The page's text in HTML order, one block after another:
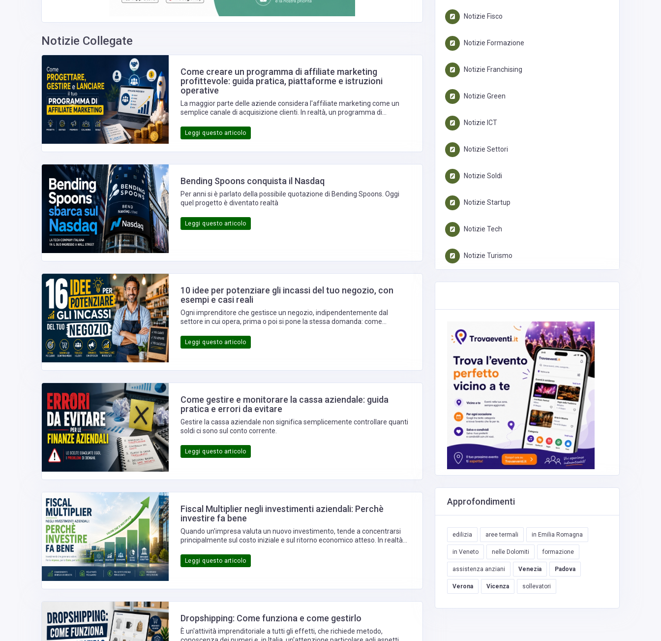
Notizie Collegate
Come creare un programma di affiliate marketing
profittevole: guida pratica, piattaforme e istruzioni
operative
La maggior parte delle aziende considera l'affiliate marketing come un
semplice canale di acquisizione clienti. In realtà, un programma di
di trasformare blogger, creator, influencer, comparatori di prezzo, editori e
professionisti in una rete commerciale distribuita che viene remunerata
Leggi questo articolo
Bending Spoons conquista il Nasdaq
Per anni si è parlato della possibile quotazione di Bending Spoons. Oggi
quel progetto è diventato realtà
Leggi questo articolo
10 idee per potenziare gli incassi del tuo negozio, con
esempi e casi reali
Ogni imprenditore che gestisce un negozio, indipendentemente dal
settore in cui opera, prima o poi si pone la stessa domanda: come
giorno?
Leggi questo articolo
Come gestire e monitorare la cassa aziendale: guida
pratica e errori da evitare
Gestire la cassa aziendale non significa semplicemente controllare quanti
soldi ci sono sul conto corrente.
Leggi questo articolo
Fiscal Multiplier negli investimenti aziendali: Perchè
investire fa bene
Quando un'impresa valuta un nuovo investimento, tende a concentrarsi
principalmente sul costo iniziale e sul ritorno economico atteso. In realtà
maniera significativa la convenienza di un progetto: il cosiddetto fiscal
multiplier, ovvero l'effetto moltiplicatore che gli incentivi fiscali possono
Leggi questo articolo
Dropshipping: Come funziona e come gestirlo
È un'attività imprenditoriale a tutti gli effetti, che richiede metodo,
Notizie Fisco
Notizie Formazione
Notizie Franchising
Notizie Green
Notizie ICT
Notizie Settori
Notizie Soldi
Notizie Startup
Notizie Tech
Notizie Turismo
Approfondimenti
edilizia aree termali in Emilia Romagna
in Veneto nelle Dolomiti formazione
assistenza anziani Venezia Padova
Verona Vicenza sollevatori